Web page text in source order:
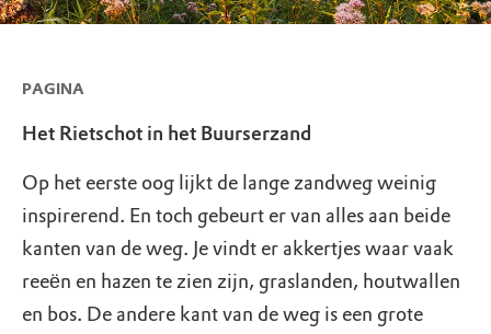
PAGINA
Het Rietschot in het Buurserzand
Op het eerste oog lijkt de lange zandweg weinig
inspirerend. En toch gebeurt er van alles aan beide
kanten van de weg. Je vindt er akkertjes waar vaak
reeёn en hazen te zien zijn, graslanden, houtwallen
en bos. De andere kant van de weg is een grote